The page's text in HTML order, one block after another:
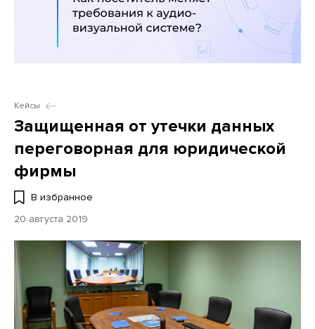
Кейсы
Защищенная от утечки данных
переговорная для юридической
фирмы
В избранное
20 августа 2019